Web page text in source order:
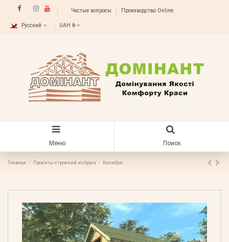
Частые вопросы Производство Online
Русский UAH ₴
Меню Поиск
Главная Проекты строений из бруса Колибри